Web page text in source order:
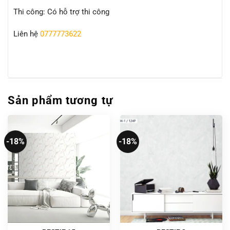
Thi công: Có hỗ trợ thi công
Liên hệ 0777773622
Sản phẩm tương tự
-18% -18%